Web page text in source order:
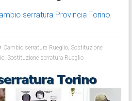
serratura Provincia Torino,
Cambio serratura Rueglio, Sostituzione
, Sostituzione serratura Rueglio